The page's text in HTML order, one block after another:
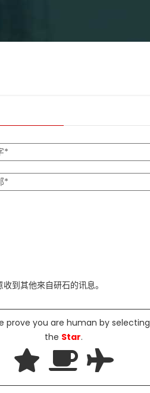
收到其他來自研石的讯息。
prove you are human by selecting
the Star.